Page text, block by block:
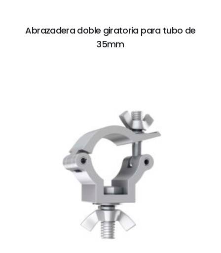
Abrazadera doble giratoria para tubo de
35mm